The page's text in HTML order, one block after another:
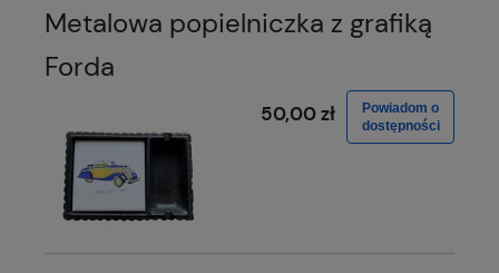
Metalowa popielniczka z grafiką
Forda
50,00 zł
Powiadom o
dostępności